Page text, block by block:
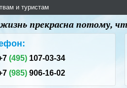
и туристам
прекрасна потому,
(495) 107-03-34
(985) 906-16-02